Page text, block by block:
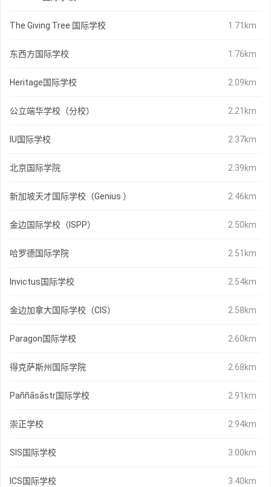
The Giving Tree 国际学校 1.71km
东西方国际学校 1.76km
Heritage国际学校 2.09km
公立端华学校（分校） 2.21km
IU国际学校 2.37km
北京国际学院 2.39km
新加坡天才国际学校（Genius ） 2.46km
金边国际学校（ISPP） 2.50km
哈罗德国际学院 2.51km
Invictus国际学校 2.54km
金边加拿大国际学校（CIS） 2.58km
Paragon国际学校 2.60km
得克萨斯州国际学院 2.68km
Paññāsāstr国际学校 2.91km
崇正学校 2.94km
SIS国际学校 3.00km
ICS国际学校 3.40km